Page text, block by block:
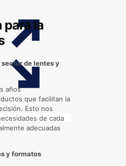
para la
de lentes y
años
que facilitan la
Esto nos
de cada
adecuadas
y formatos